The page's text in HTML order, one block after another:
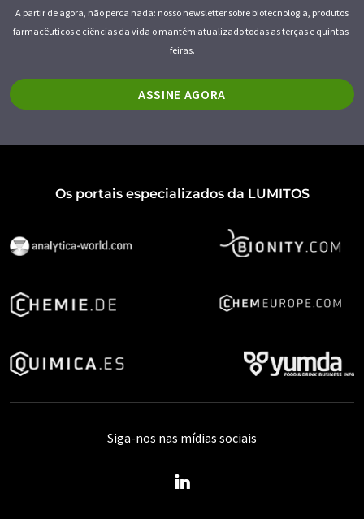
A partir de agora, não perca nada: nosso newsletter sobre biotecnologia, produtos
farmacêuticos e ciências da vida o mantém atualizado todas as terças e quintas-
feiras.
ASSINE AGORA
Os portais especializados da LUMITOS
Siga-nos nas mídias sociais